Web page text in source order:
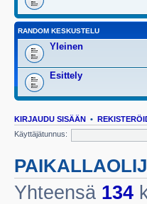
RANDOM KESKUSTELU
Yleinen
Esittely
KIRJAUDU SISÄÄN •
Käyttäjätunnus:
Yhteensä 134